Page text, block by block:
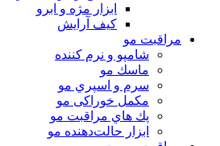
ابزار مژه و ابرو
کیف آرایش
مراقبت مو
شامپو و نرم كننده
ماسك مو
سرم و اسپري مو
مكمل خوراكی مو
پك هاي مراقبت مو
ابزار حالت‌دهنده مو